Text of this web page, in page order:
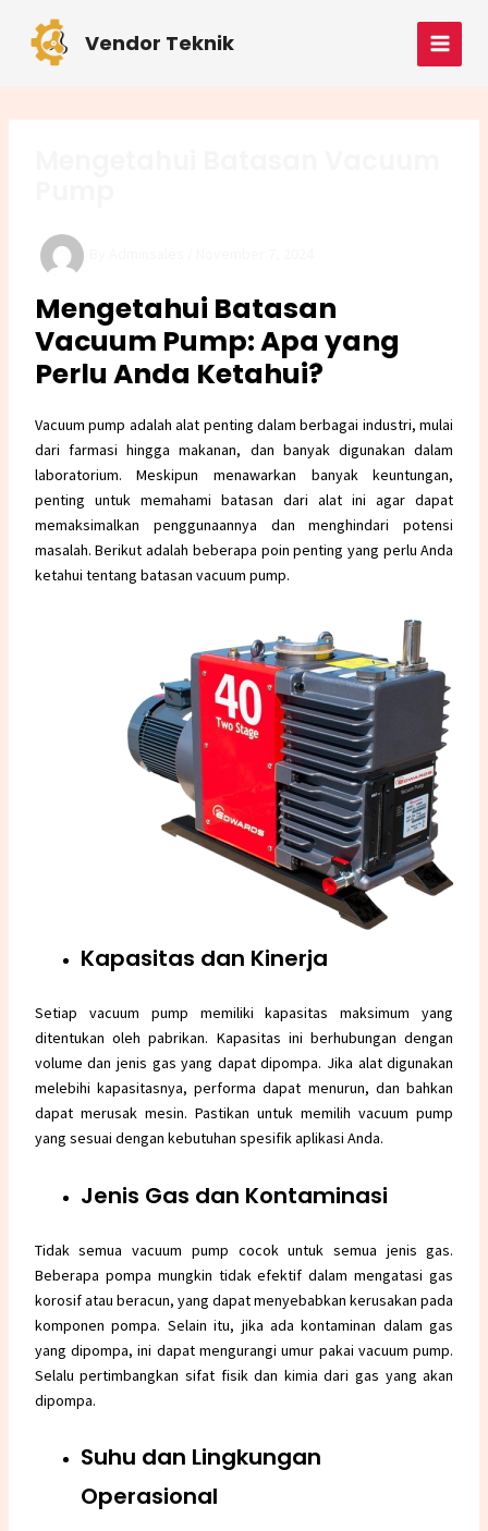
content
Vendor Teknik
MAIN
Mengetahui Batasan
Vacuum Pump: Apa yang
Perlu Anda Ketahui?
Vacuum pump adalah alat penting dalam berbagai industri, mulai
dari farmasi hingga makanan, dan banyak digunakan dalam
laboratorium. Meskipun menawarkan banyak keuntungan,
penting untuk memahami batasan dari alat ini agar dapat
memaksimalkan penggunaannya dan menghindari potensi
masalah. Berikut adalah beberapa poin penting yang perlu Anda
ketahui tentang batasan vacuum pump.
Kapasitas dan Kinerja
Setiap vacuum pump memiliki kapasitas maksimum yang
ditentukan oleh pabrikan. Kapasitas ini berhubungan dengan
volume dan jenis gas yang dapat dipompa. Jika alat digunakan
melebihi kapasitasnya, performa dapat menurun, dan bahkan
dapat merusak mesin. Pastikan untuk memilih vacuum pump
yang sesuai dengan kebutuhan spesifik aplikasi Anda.
Jenis Gas dan Kontaminasi
Tidak semua vacuum pump cocok untuk semua jenis gas.
Beberapa pompa mungkin tidak efektif dalam mengatasi gas
korosif atau beracun, yang dapat menyebabkan kerusakan pada
komponen pompa. Selain itu, jika ada kontaminan dalam gas
yang dipompa, ini dapat mengurangi umur pakai vacuum pump.
Selalu pertimbangkan sifat fisik dan kimia dari gas yang akan
dipompa.
Suhu dan Lingkungan
Operasional
navigation